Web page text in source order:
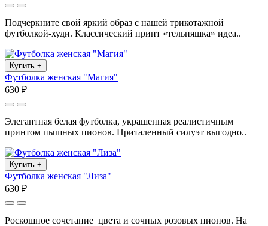
Подчеркните свой яркий образ с нашей трикотажной
футболкой-худи. Классический принт «тельняшка» идеа..
Купить +
Футболка женская "Магия"
630 ₽
Элегантная белая футболка, украшенная реалистичным
принтом пышных пионов. Приталенный силуэт выгодно..
Купить +
Футболка женская "Лиза"
630 ₽
Роскошное сочетание цвета и сочных розовых пионов. На